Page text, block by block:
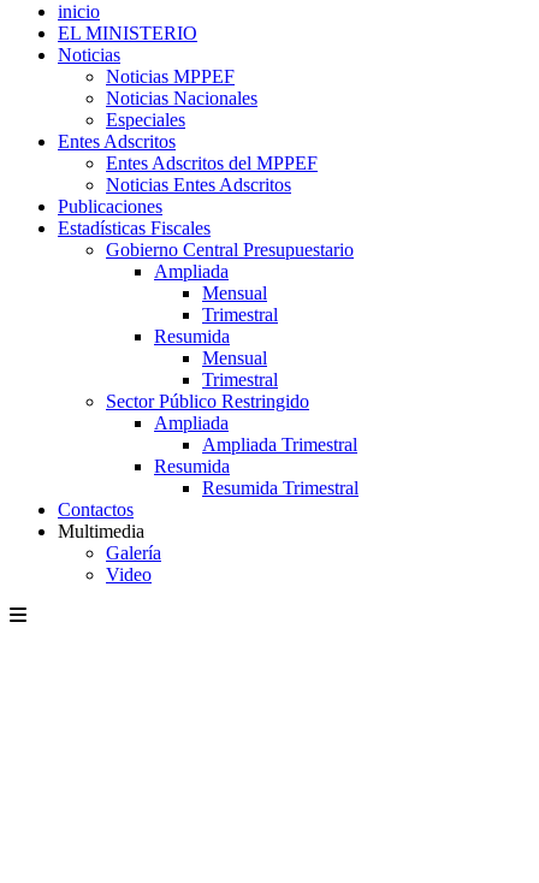
inicio
EL MINISTERIO
Noticias
Noticias MPPEF
Noticias Nacionales
Especiales
Entes Adscritos
Entes Adscritos del MPPEF
Noticias Entes Adscritos
Publicaciones
Estadísticas Fiscales
Gobierno Central Presupuestario
Ampliada
Mensual
Trimestral
Resumida
Mensual
Trimestral
Sector Público Restringido
Ampliada
Ampliada Trimestral
Resumida
Resumida Trimestral
Contactos
Multimedia
Galería
Video